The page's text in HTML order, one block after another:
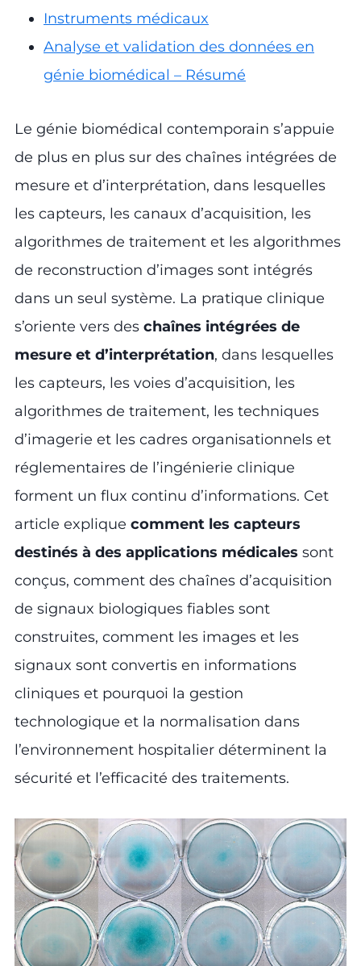
Instruments médicaux
Analyse et validation des données en
génie biomédical – Résumé
Le génie biomédical contemporain s’appuie
de plus en plus sur des chaînes intégrées de
mesure et d’interprétation, dans lesquelles
les capteurs, les canaux d’acquisition, les
algorithmes de traitement et les algorithmes
de reconstruction d’images sont intégrés
dans un seul système. La pratique clinique
s’oriente vers des chaînes intégrées de
mesure et d’interprétation, dans lesquelles
les capteurs, les voies d’acquisition, les
algorithmes de traitement, les techniques
d’imagerie et les cadres organisationnels et
réglementaires de l’ingénierie clinique
forment un flux continu d’informations. Cet
article explique comment les capteurs
destinés à des applications médicales sont
conçus, comment des chaînes d’acquisition
de signaux biologiques fiables sont
construites, comment les images et les
signaux sont convertis en informations
cliniques et pourquoi la gestion
technologique et la normalisation dans
l’environnement hospitalier déterminent la
sécurité et l’efficacité des traitements.